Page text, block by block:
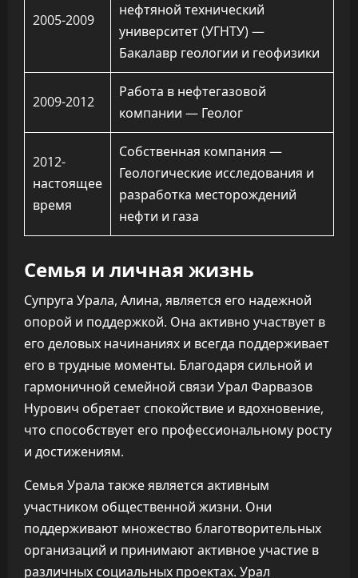
2005-2009
нефтяной технический
университет (УГНТУ) —
Бакалавр геологии и геофизики
2009-2012
Работа в нефтегазовой
компании — Геолог
2012-
настоящее
время
Собственная компания —
Геологические исследования и
разработка месторождений
нефти и газа
Семья и личная жизнь
Супруга Урала, Алина, является его надежной
опорой и поддержкой. Она активно участвует в
его деловых начинаниях и всегда поддерживает
его в трудные моменты. Благодаря сильной и
гармоничной семейной связи Урал Фарвазов
Нурович обретает спокойствие и вдохновение,
что способствует его профессиональному росту
и достижениям.
Семья Урала также является активным
участником общественной жизни. Они
поддерживают множество благотворительных
организаций и принимают активное участие в
различных социальных проектах. Урал